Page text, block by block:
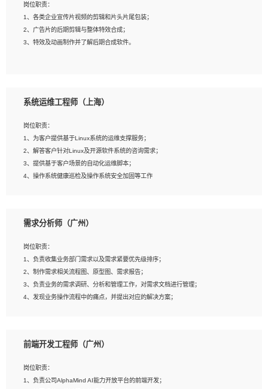
3、想象力丰富, 有一定的艺术审美深度；
4、有良好的场景特效搭建功底；
5、熟悉 3Ds Max 或者 Maya；
6、有良好的沟通能力和团队合作意识；
岗位职责：
1、各类企业宣传片视频的剪辑和片头片尾包装；
2、广告片的后期剪辑与整体特效合成；
3、特效及动画制作并了解后期合成软件。
2、熟练使用After Effect、Photo Shop、熟练掌握视频剪辑和特效包装软件；
4、在剪辑上会思考，有一定编导思维；
5、踏实， 勤奋，愿意在工作中不断学习，提高自我；
6、能与同事友好相处。
系统运维工程师（上海）
岗位职责：
1、为客户提供基于Linux系统的运维支撑服务；
2、解答客户针对Linux及开源软件系统的咨询需求；
3、提供基于客户场景的自动化运维脚本；
4、操作系统健康巡检及操作系统安全加固等工作
1、全日制本科计算机相关专业毕业，3年以上相关工作经验；
3、熟练使用脚本语言，shell/python任一种，熟练使用Ansible
4、熟悉linux常见服务、中间件的基本原理、部署以及故障处理，如：Mysql、
Apache、Nginx、Zabbix、Kafka等
5、熟悉主流虚拟化技术，如：VMware、KVM
6、具备网络方面的基础知识，熟悉常见的网络协议，如TCP/IP，转发原理，路由优
8、有良好的文档编写能力和沟通能力，有RHCE证书优先
需求分析师（广州）
岗位职责：
1、负责收集业务部门需求以及需求紧要优先级排序；
2、制作需求相关流程图、原型图、需求报告；
3、负责业务的需求调研、分析和管理工作，对需求文档进行管理；
4、发现业务操作流程中的痛点，并提出对应的解决方案；
岗位要求：
2、熟悉产品及需求规划工具，如:Axure、Xmind、MS Project等；
3、具备良好的交流协调能力，有较强的责任感、工作积极主动；
前端开发工程师（广州）
岗位职责：
1、负责公司AlphaMind AI能力开放平台的前端开发；